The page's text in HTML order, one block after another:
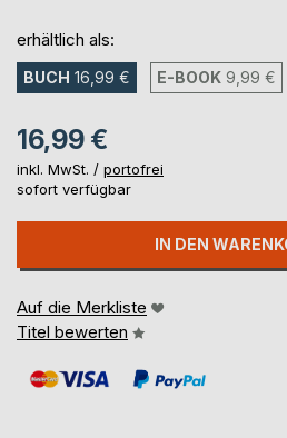
erhältlich als:
BUCH 16,99 € E-BOOK 9,99 €
16,99 €
inkl. MwSt. / portofrei
sofort verfügbar
IN DEN
Auf die Merkliste
Titel bewerten